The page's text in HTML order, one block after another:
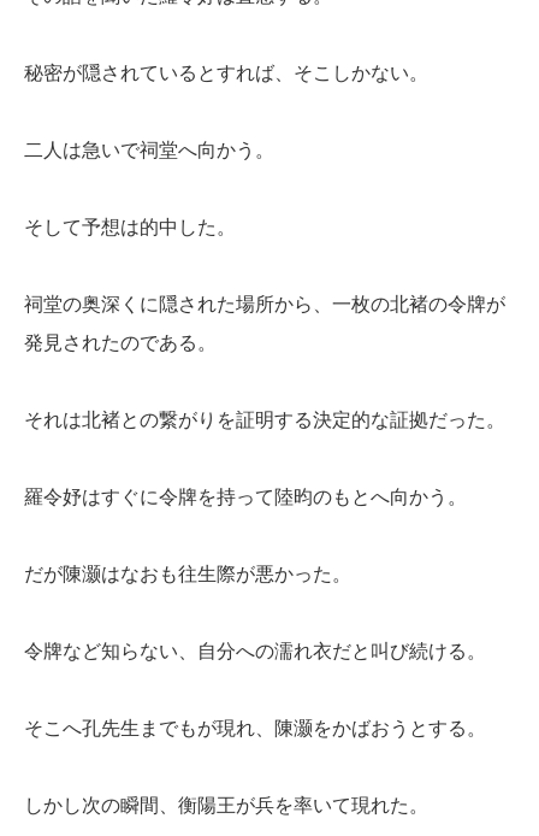
秘密が隠されているとすれば、そこしかない。
二人は急いで祠堂へ向かう。
そして予想は的中した。
祠堂の奥深くに隠された場所から、一枚の北褚の令牌が
発見されたのである。
それは北褚との繋がりを証明する決定的な証拠だった。
羅令妤はすぐに令牌を持って陸昀のもとへ向かう。
だが陳灏はなおも往生際が悪かった。
令牌など知らない、自分への濡れ衣だと叫び続ける。
そこへ孔先生までもが現れ、陳灏をかばおうとする。
しかし次の瞬間、衡陽王が兵を率いて現れた。